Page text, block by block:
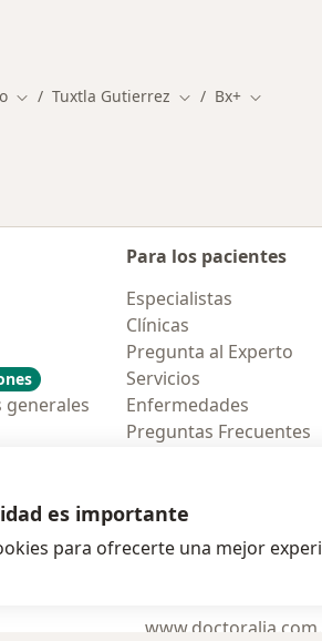
Cambiar de ciudad
Tuxtla Gutierrez Cambiar de ciudad
Bx+ Cambiar
generales
Para los pacientes
Especialistas
Clínicas
Pregunta al Experto
Servicios
Enfermedades
Preguntas Frecuentes
se abre en una
se abre
es importante
para ofrecerte una mejor